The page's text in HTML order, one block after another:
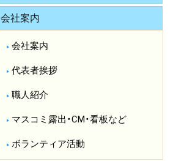
会社案内
会社案内
代表者挨拶
職人紹介
マスコミ露出・CM・看板など
ボランティア活動